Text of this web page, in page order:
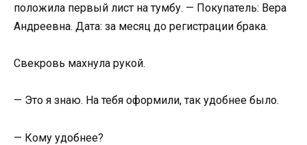
положила первый лист на тумбу. — Покупатель: Вера
Андреевна. Дата: за месяц до регистрации брака.
Свекровь махнула рукой.
— Это я знаю. На тебя оформили, так удобнее было.
— Кому удобнее?